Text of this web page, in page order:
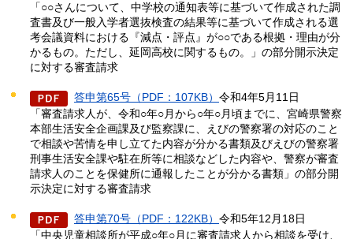
「○○さんについて、中学校の通知表等に基づいて作成された調
査書及び一般入学者選抜検査の結果等に基づいて作成される選
考会議資料における『減点・評点』が○○である根拠・理由が分
かるもの。ただし、延岡高校に関するもの。」の部分開示決定
に対する審査請求
答申第65号（PDF：107KB） 令和4年5月11日
「審査請求人が、令和○年○月から○年○月頃までに、宮崎県警察
本部生活安全企画課及び監察課に、えびの警察署の対応のこと
で相談や苦情を申し立てた内容が分かる書類及びえびの警察署
刑事生活安全課や駐在所等に相談などした内容や、警察が審査
請求人のことを保健所に通報したことが分かる書類」の部分開
示決定に対する審査請求
答申第70号（PDF：122KB） 令和5年12月18日
「中央児童相談所が平成○年○月に審査請求人から相談を受け、